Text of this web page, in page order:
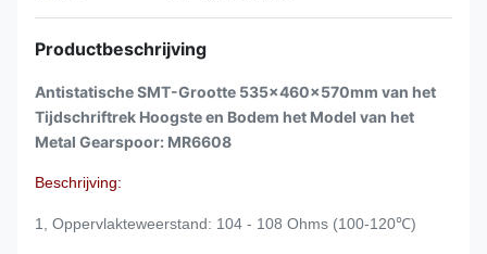
Productbeschrijving
Antistatische SMT-Grootte 535x460x570mm van het
Tijdschriftrek Hoogste en Bodem het Model van het
Metal Gearspoor: MR6608
Beschrijving:
1, Oppervlakteweerstand: 104 - 108 Ohms (100-120℃)